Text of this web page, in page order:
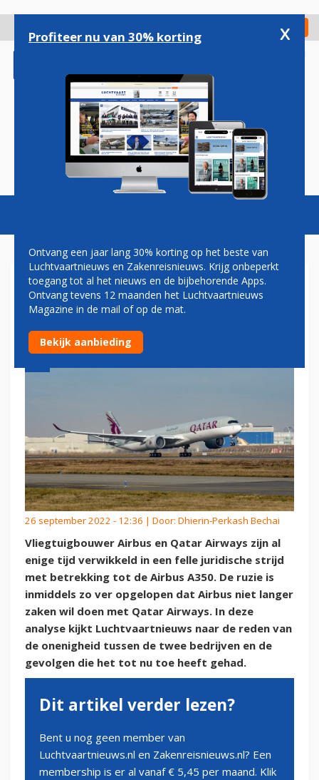
gaan
Check in
Magazine Podcasts Vacatures
ANALYSE: AIRBUS EN QATAR
AIRWAYS RUZIËN VERDER
26 september 2022 - 12:36 | Door: Dhierin-Perkash Bechai
Vliegtuigbouwer Airbus en Qatar Airways zijn al
enige tijd verwikkeld in een felle juridische strijd
met betrekking tot de Airbus A350. De ruzie is
inmiddels zo ver opgelopen dat Airbus niet langer
zaken wil doen met Qatar Airways. In deze
analyse kijkt Luchtvaartnieuws naar de reden van
de onenigheid tussen de twee bedrijven en de
gevolgen die het tot nu toe heeft gehad.
Dit artikel verder lezen?
Bent u nog geen member van
Luchtvaartnieuws.nl en Zakenreisnieuws.nl? Een
membership is er al vanaf € 5,45 per maand. Klik
Profiteer nu van 30% korting x
Ontvang een jaar lang 30% korting op het beste van
Luchtvaartnieuws en Zakenreisnieuws. Krijg onbeperkt
toegang tot al het nieuws en de bijbehorende Apps.
Ontvang tevens 12 maanden het Luchtvaartnieuws
Magazine in de mail of op de mat.
Bekijk aanbieding